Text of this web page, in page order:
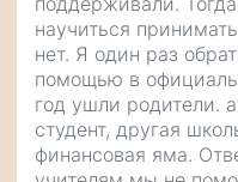
научиться
нет. Я один раз
помощью в
год ушли родители.
студент, другая
финансовая яма.